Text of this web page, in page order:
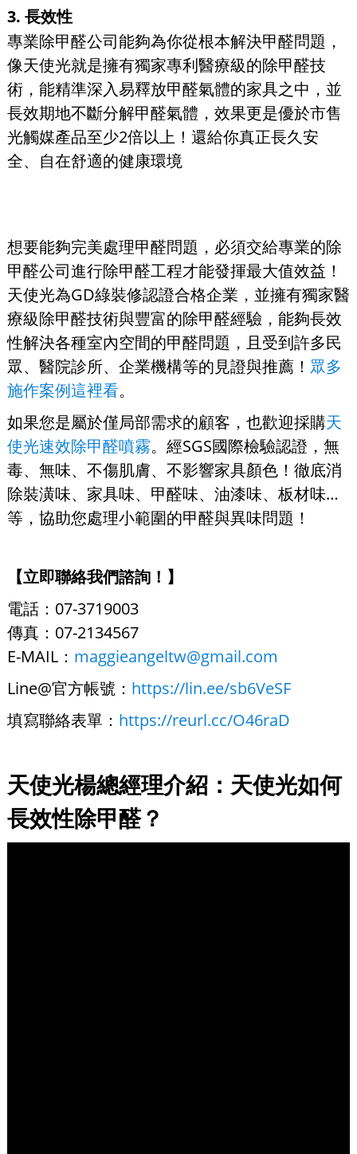
3. 長效性
專業除甲醛公司能夠為你從根本解決甲醛問題，
像天使光就是擁有獨家專利醫療級的除甲醛技
術，能精準深入易釋放甲醛氣體的家具之中，並
長效期地不斷分解甲醛氣體，效果更是優於市售
光觸媒產品至少2倍以上！還給你真正長久安
全、自在舒適的健康環境
想要能夠完美處理甲醛問題，必須交給專業的除
甲醛公司進行除甲醛工程才能發揮最大值效益！
天使光為GD綠裝修認證合格企業，並擁有獨家醫
療級除甲醛技術與豐富的除甲醛經驗，能夠長效
性解決各種室內空間的甲醛問題，且受到許多民
眾、醫院診所、企業機構等的見證與推薦！ 眾多
施作案例這裡看。
如果您是屬於僅局部需求的顧客，也歡迎採購天
使光速效除甲醛噴霧。經SGS國際檢驗認證，無
毒、無味、不傷肌膚、不影響家具顏色！徹底消
除裝潢味、家具味、甲醛味、油漆味、板材味…
等，協助您處理小範圍的甲醛與異味問題！
【立即聯絡我們諮詢！】
電話：07-3719003
傳真：07-2134567
E-MAIL： maggieangeltw@gmail.com
Line@官方帳號： https://lin.ee/sb6VeSF
填寫聯絡表單： https://reurl.cc/O46raD
天使光楊總經理介紹：天使光如何
長效性除甲醛？